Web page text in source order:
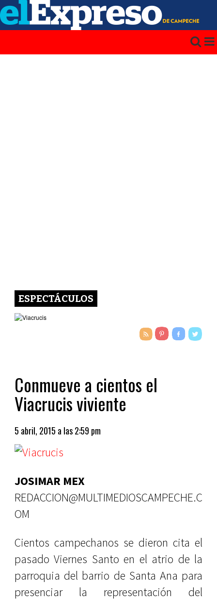
ESPECTÁCULOS
Conmueve a cientos el
Viacrucis viviente
5 abril, 2015 a las 2:59 pm
JOSIMAR MEX
REDACCION@MULTIMEDIOSCAMPECHE.C
OM
Cientos campechanos se dieron cita el
pasado Viernes Santo en el atrio de la
parroquia del barrio de Santa Ana para
presenciar la representación del